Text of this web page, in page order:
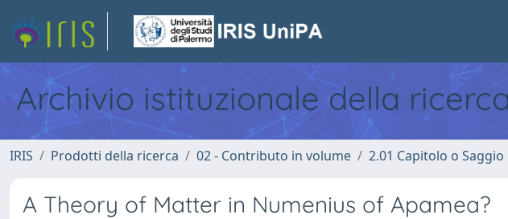
Archivio istituzionale della
IRIS Prodotti della ricerca 02 - Contributo in volume 2.01 Capitolo o Saggio
A Theory of Matter in Numenius of Apamea?